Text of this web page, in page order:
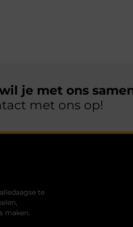
je met ons
met ons op!
te
maken.